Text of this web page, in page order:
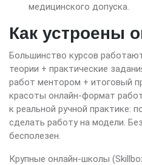
медицинского допуска.
Как устроены
Большинство курсов
теории + практические
работ ментором + итоговый
красоты онлайн-формат
к реальной ручной практике:
сделать работу на модели.
бесполезен.
Крупные онлайн-школы